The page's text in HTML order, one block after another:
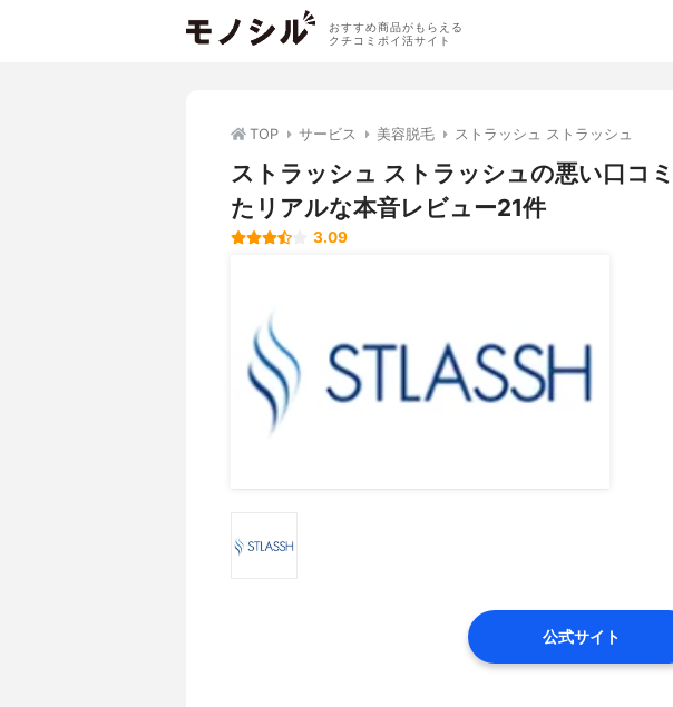
おすすめ商品がもらえる
クチコミポイ活サイト
TOP サービス 美容脱毛 ストラッシュ ストラッシュ
ストラッシュ ストラッシュの悪い口コ
たリアルな本音レビュー21件
3.09
公式サイト